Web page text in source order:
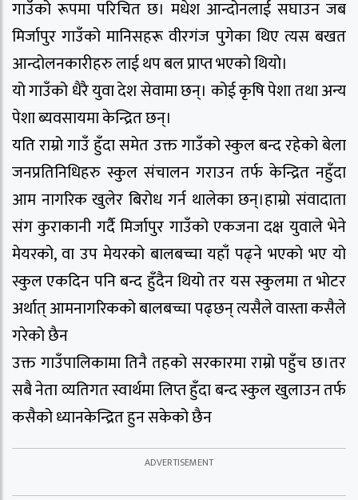
गाउँको रूपमा परिचित छ। मधेश आन्दोनलाई सघाउन जब
मिर्जापुर गाउँको मानिसहरू वीरगंज पुगेका थिए त्यस बखत
आन्दोलनकारीहरु लाई थप बल प्राप्त भएको थियो।
यो गाउँको धैरै युवा देश सेवामा छन्। कोई कृषि पेशा तथा अन्य
पेशा ब्यवसायमा केन्द्रित छन्।
यति राम्रो गाउँ हुँदा समेत उक्त गाउँको स्कुल बन्द रहेको बेला
जनप्रतिनिधिहरु स्कुल संचालन गराउन तर्फ केन्द्रित नहुँदा
आम नागरिक खुलेर बिरोध गर्न थालेका छन्।हाम्रो संवादाता
संग कुराकानी गर्दै मिर्जापुर गाउँको एकजना दक्ष युवाले भेने
मेयरको, वा उप मेयरको बालबच्चा यहाँ पढ्ने भएको भए यो
स्कुल एकदिन पनि बन्द हुँदैन थियो तर यस स्कुलमा त भोटर
अर्थात् आमनागरिकको बालबच्चा पढ्छन् त्यसैले वास्ता कसैले
गरेको छैन
उक्त गाउँपालिकामा तिनै तहको सरकारमा राम्रो पहुँच छ।तर
सबै नेता व्यतिगत स्वार्थमा लिप्त हुँदा बन्द स्कुल खुलाउन तर्फ
कसैको ध्यानकेन्द्रित हुन सकेको छैन